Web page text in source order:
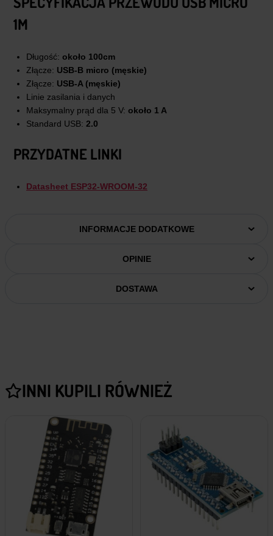
1M
Długość: około 100cm
Złącze: USB-B micro (męskie)
Złącze: USB-A (męskie)
Linie zasilania i danych
Maksymalny prąd dla 5 V: około 1 A
Standard USB: 2.0
PRZYDATNE LINKI
Datasheet ESP32-WROOM-32
INFORMACJE DODATKOWE
OPINIE
DOSTAWA
INNI KUPILI RÓWNIEŻ